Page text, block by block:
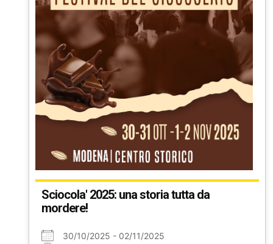
Sciocola' 2025: una storia tutta da
mordere!
30/10/2025 - 02/11/2025